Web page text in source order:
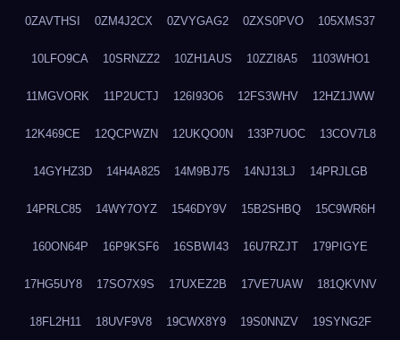
0ZAVTHSI 0ZM4J2CX 0ZVYGAG2 0ZXS0PVO 105XMS37
10LFO9CA 10SRNZZ2 10ZH1AUS 10ZZI8A5 1103WHO1
11MGVORK 11P2UCTJ 126I93O6 12FS3WHV 12HZ1JWW
12K469CE 12QCPWZN 12UKQO0N 133P7UOC 13COV7L8
14GYHZ3D 14H4A825 14M9BJ75 14NJ13LJ 14PRJLGB
14PRLC85 14WY7OYZ 1546DY9V 15B2SHBQ 15C9WR6H
160ON64P 16P9KSF6 16SBWI43 16U7RZJT 179PIGYE
17HG5UY8 17SO7X9S 17UXEZ2B 17VE7UAW 181QKVNV
18FL2H11 18UVF9V8 19CWX8Y9 19S0NNZV 19SYNG2F